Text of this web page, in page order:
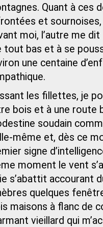
Quant à ces
et sournoises,
moi, l’autre me
tout bas et à se
une centaine
les fillettes, je
bois et à une route
soudain
même et, dès ce
signe
moment le vent
s’abattit accourant
quelques
maisons à flanc de
vieillard qui